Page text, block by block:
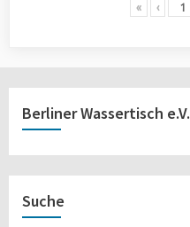
« ‹
Berliner Wassertisch e.V.
Suche